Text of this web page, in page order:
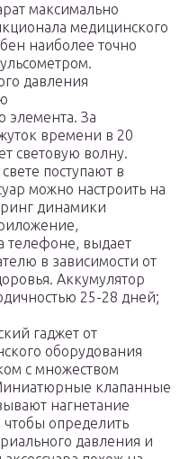
максимально
медицинского
наиболее точно
давления
элемента. За
времени в 20
световую волну.
поступают в
можно настроить на
динамики
телефоне, выдает
в зависимости от
Аккумулятор
25-28 дней;
гаджет от
оборудования
с множеством
клапанные
нагнетание
чтобы определить
давления и